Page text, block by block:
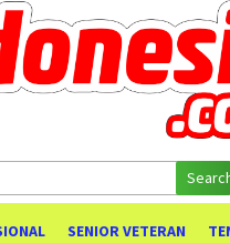
SENIOR VETERAN